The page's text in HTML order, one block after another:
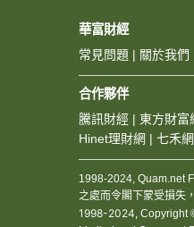
華富財經
常見問題 | 關於我們
合作夥伴
騰訊財經 | 東方財富
Hinet理財網 | 七禾網
1998-2024, Quam.net
之處而令閣下蒙受損失
1998-2024, Copyright